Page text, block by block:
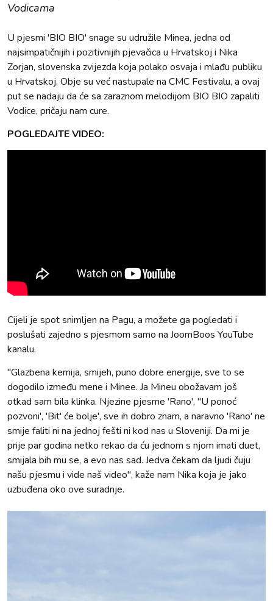
Vodicama
U pjesmi 'BIO BIO' snage su udružile Minea, jedna od
najsimpatičnijih i pozitivnijih pjevačica u Hrvatskoj i Nika
Zorjan, slovenska zvijezda koja polako osvaja i mlađu publiku
u Hrvatskoj. Obje su već nastupale na CMC Festivalu, a ovaj
put se nadaju da će sa zaraznom melodijom BIO BIO zapaliti
Vodice, pričaju nam cure.
POGLEDAJTE VIDEO:
Cijeli je spot snimljen na Pagu, a možete ga pogledati i
poslušati zajedno s pjesmom samo na JoomBoos YouTube
kanalu.
"Glazbena kemija, smijeh, puno dobre energije, sve to se
dogodilo između mene i Minee. Ja Mineu obožavam još
otkad sam bila klinka. Njezine pjesme 'Rano', ''U ponoć
pozvoni', 'Bit' će bolje', sve ih dobro znam, a naravno 'Rano' ne
smije faliti ni na jednoj fešti ni kod nas u Sloveniji. Da mi je
prije par godina netko rekao da ću jednom s njom imati duet,
smijala bih mu se, a evo nas sad. Jedva čekam da ljudi čuju
našu pjesmu i vide naš video", kaže nam Nika koja je jako
uzbuđena oko ove suradnje.